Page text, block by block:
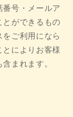
番号・メールア
とができるもの
ご利用になら
によりお客様
まれます。